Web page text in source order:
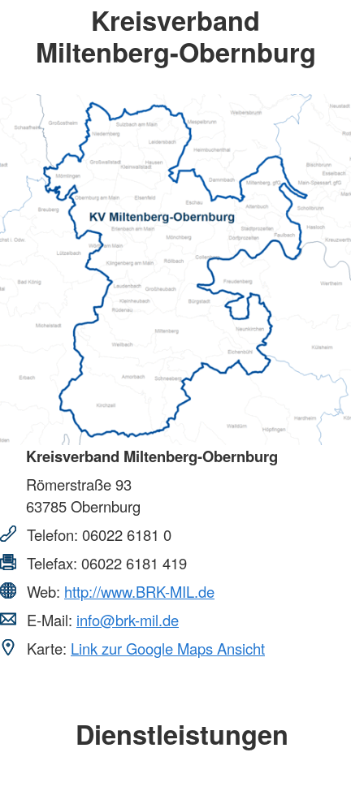
Kreisverband
Miltenberg-Obernburg
Kreisverband Miltenberg-Obernburg
Römerstraße 93
63785Obernburg
Telefon: 06022 6181 0
Telefax: 06022 6181 419
Web: http://www.BRK-MIL.de
E-Mail: info@brk-mil.de
Karte: Link zur Google Maps Ansicht
Dienstleistungen